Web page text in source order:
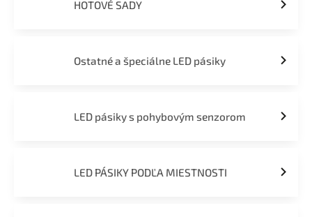
HOTOVÉ SADY
Ostatné a špeciálne LED pásiky
LED pásiky s pohybovým senzorom
LED PÁSIKY PODĽA MIESTNOSTI